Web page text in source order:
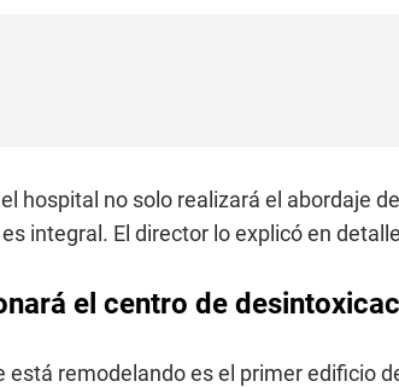
hospital no solo realizará el abordaje
integral. El director lo explicó en
el centro de
está remodelando es el primer edificio